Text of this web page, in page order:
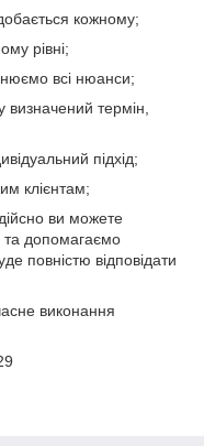
кожному;
рівні;
всі нюанси;
термін,
підхід;
клієнтам;
дійсно ви можете
та допомагаємо
повністю відповідати
виконання